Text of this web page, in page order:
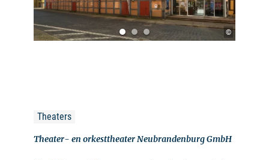
©
Theaters
Theater- en orkesttheater Neubrandenburg GmbH